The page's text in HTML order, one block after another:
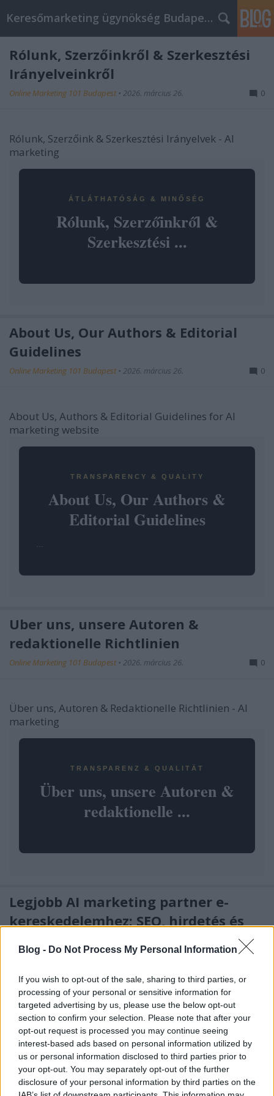
Blog - Do Not Process My Personal Information
If you wish to opt-out of the sale, sharing to third parties, or
processing of your personal or sensitive information for
targeted advertising by us, please use the below opt-out
section to confirm your selection. Please note that after your
opt-out request is processed you may continue seeing
interest-based ads based on personal information utilized by
us or personal information disclosed to third parties prior to
your opt-out. You may separately opt-out of the further
disclosure of your personal information by third parties on the
Keresőmarketing ügynökség Budapest, Online marketi
Rólunk, Szerzőinkről & Szerkesztési
Irányelveinkről
Online Marketing 101 Budapest • 2026. március 26. 0
Rólunk, Szerzőink & Szerkesztési Irányelvek - AI
marketing
ÁTLÁTHATÓSÁG & MINŐSÉG
Rólunk, Szerzőinkről &
Szerkesztési ...
About Us, Our Authors & Editorial
Guidelines
Online Marketing 101 Budapest • 2026. március 26. 0
About Us, Authors & Editorial Guidelines for AI
marketing website
TRANSPARENCY & QUALITY
About Us, Our Authors &
Editorial Guidelines
Über uns, unsere Autoren &
redaktionelle Richtlinien
Online Marketing 101 Budapest • 2026. március 26. 0
Über uns, Autoren & Redaktionelle Richtlinien - AI
marketing
TRANSPARENZ & QUALITÄT
Über uns, unsere Autoren &
redaktionelle ...
Legjobb AI marketing partner e-
kereskedelemhez: SEO, hirdetés és
Legjobb AI marketing partner e-kereskedelemhez:
SEO, hirdetés és konverzió együtt
keresomarketingugynokseg101.blog.hu
témavilága ...